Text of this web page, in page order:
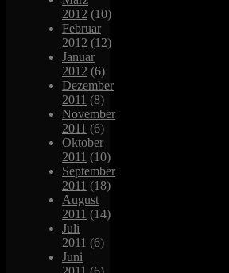
2012 (10)
Februar
2012 (12)
Januar
2012 (6)
Dezember
2011 (8)
November
2011 (6)
Oktober
2011 (10)
September
2011 (18)
August
2011 (14)
Juli
2011 (6)
Juni